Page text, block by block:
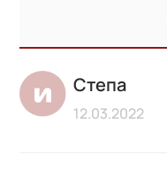
Степа
12.03.2022